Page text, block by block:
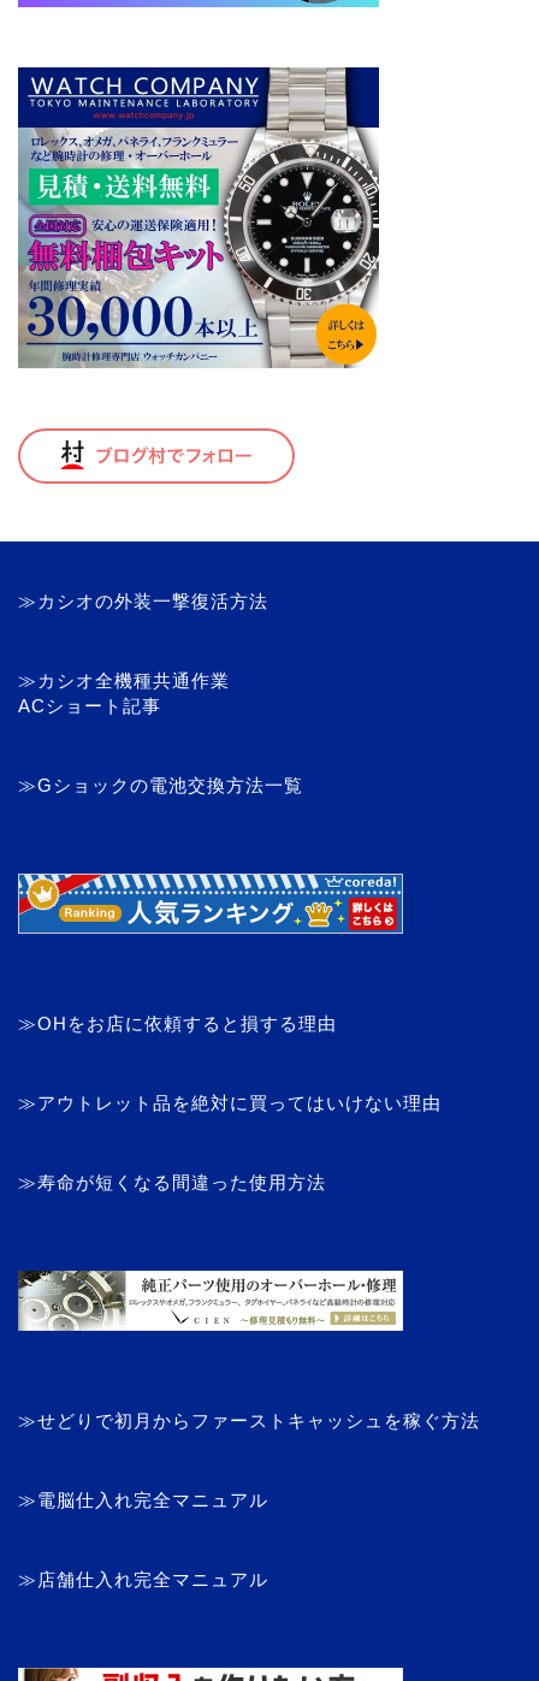
≫カシオの外装一撃復活方法
≫カシオ全機種共通作業
ACショート記事
≫Gショックの電池交換方法一覧
≫OHをお店に依頼すると損する理由
≫アウトレット品を絶対に買ってはいけない理由
≫寿命が短くなる間違った使用方法
≫せどりで初月からファーストキャッシュを稼ぐ方法
≫電脳仕入れ完全マニュアル
≫店舗仕入れ完全マニュアル